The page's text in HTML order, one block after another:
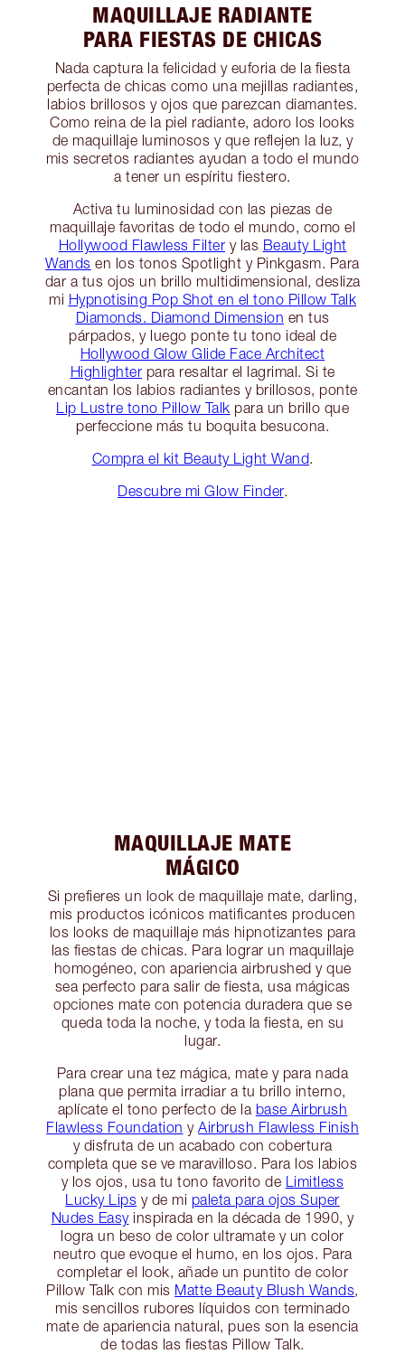
MAQUILLAJE RADIANTE
PARA FIESTAS DE CHICAS
Nada captura la felicidad y euforia de la fiesta
perfecta de chicas como una mejillas radiantes,
labios brillosos y ojos que parezcan diamantes.
Como reina de la piel radiante, adoro los looks
de maquillaje luminosos y que reflejen la luz, y
mis secretos radiantes ayudan a todo el mundo
a tener un espíritu fiestero.
Activa tu luminosidad con las piezas de
maquillaje favoritas de todo el mundo, como el
Hollywood Flawless Filter y las Beauty Light
Wands en los tonos Spotlight y Pinkgasm. Para
dar a tus ojos un brillo multidimensional, desliza
mi Hypnotising Pop Shot en el tono Pillow Talk
Diamonds. Diamond Dimension en tus
párpados, y luego ponte tu tono ideal de
Hollywood Glow Glide Face Architect
Highlighter para resaltar el lagrimal. Si te
encantan los labios radiantes y brillosos, ponte
Lip Lustre tono Pillow Talk para un brillo que
perfeccione más tu boquita besucona.
Compra el kit Beauty Light Wand.
Descubre mi Glow Finder.
MAQUILLAJE MATE
MÁGICO
Si prefieres un look de maquillaje mate, darling,
mis productos icónicos matificantes producen
los looks de maquillaje más hipnotizantes para
las fiestas de chicas. Para lograr un maquillaje
homogéneo, con apariencia airbrushed y que
sea perfecto para salir de fiesta, usa mágicas
opciones mate con potencia duradera que se
queda toda la noche, y toda la fiesta, en su
lugar.
Para crear una tez mágica, mate y para nada
plana que permita irradiar a tu brillo interno,
aplícate el tono perfecto de la base Airbrush
Flawless Foundation y Airbrush Flawless Finish
y disfruta de un acabado con cobertura
completa que se ve maravilloso. Para los labios
y los ojos, usa tu tono favorito de
Limitless
Lucky Lips y de mi paleta para ojos Super
Nudes Easyinspirada en la década de 1990, y
logra un beso de color ultramate y un color
neutro que evoque el humo, en los ojos. Para
completar el look, añade un puntito de color
Pillow Talk con mis Matte Beauty Blush Wands,
mis sencillos rubores líquidos con terminado
mate de apariencia natural, pues son la esencia
de todas las fiestas Pillow Talk.